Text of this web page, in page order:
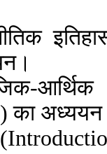
आर्थिक
का